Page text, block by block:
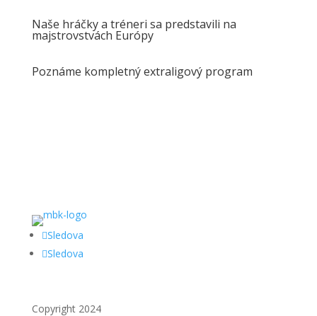
Naše hráčky a tréneri sa predstavili na
majstrovstvách Európy
Poznáme kompletný extraligový program
Sledova
Sledova
Copyright 2024